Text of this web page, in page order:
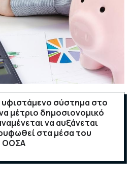
σύστημα στο
μέτριο δημοσιονομικό
να αυξάνεται
στα μέσα του
ΟΟΣΑ